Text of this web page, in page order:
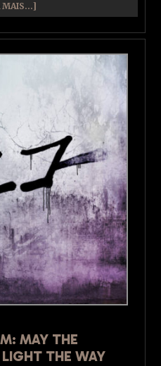
MAIS...]
MAY THE
THE WAY